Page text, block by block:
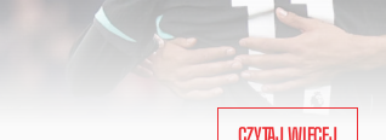
CZYTAJ WIĘCEJ